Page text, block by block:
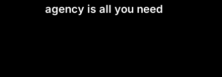
agency is all you need